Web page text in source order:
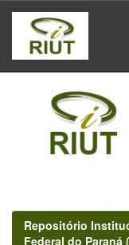
Skip
navigation
Repositório
Federal do Paraná